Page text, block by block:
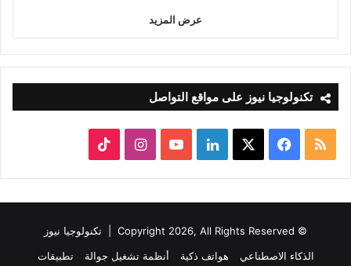
عرض المزيد
تكنولوجيا نيوز على مواقع التواصل
ملخص
الموقع
RSS
فيسبوك لينكدإن‫YouTubeانستقرام
© Copyright 2026, All Rights Reserved |
تكنولوجيا نيوز
الذكاء الاصطناعي
هواتف ذكية أنظمة تشغيل جوالة
تطبيقات